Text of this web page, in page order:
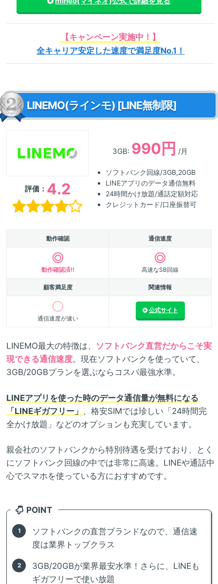
【キャンペーン実施中！】
全キャリア安定した速度で満足度No.1！
LINEMO(ラインモ) [LINE無制限]
評価： 4.2
3GB: 990円 /月
ソフトバンク回線/3GB,20GB
LINEアプリのデータ通信無料
24時間かけ放題/通話定額対応
クレジットカード/口座振替可
動作確認 通信速度
動作確認済!! 高速なSB回線
顧客満足度 関連情報
通信速度が速い
公式サイト
LINEMO最大の特徴は、 ソフトバンク直営だからこそ実
現できる通信速度。現在ソフトバンクを使っていて、
3GB/20GBプランを選ぶならコスパ最強水準。
LINEアプリを使った時のデータ通信量が無料になる
「LINEギガフリー」 、格安SIMでは珍しい「24時間完
全かけ放題」などのオプションも充実しています。
親会社のソフトバンクから特別待遇を受けており、とく
にソフトバンク回線の中では非常に高速。LINEや通話中
心でスマホを使っている方におすすめです。
POINT
ソフトバンクの直営ブランドなので、通信速
度は業界トップクラス
3GB/20GBが業界最安水準！さらに、LINEも
ギガフリーで使い放題